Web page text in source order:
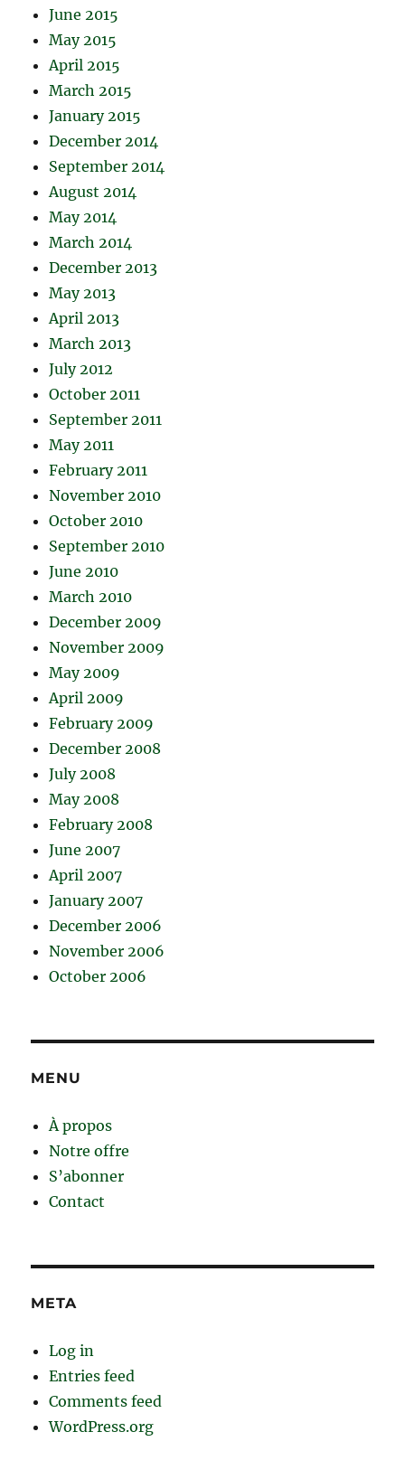
June 2015
May 2015
April 2015
March 2015
January 2015
December 2014
September 2014
August 2014
May 2014
March 2014
December 2013
May 2013
April 2013
March 2013
July 2012
October 2011
September 2011
May 2011
February 2011
November 2010
October 2010
September 2010
June 2010
March 2010
December 2009
November 2009
May 2009
April 2009
February 2009
December 2008
July 2008
May 2008
February 2008
June 2007
April 2007
January 2007
December 2006
November 2006
October 2006
MENU
À propos
Notre offre
S’abonner
Contact
META
Log in
Entries feed
Comments feed
WordPress.org